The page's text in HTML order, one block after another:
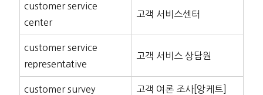
customer service
center
고객 서비스센터
customer service
representative
고객 서비스 상담원
customer survey 고객 여론 조사[앙케트]